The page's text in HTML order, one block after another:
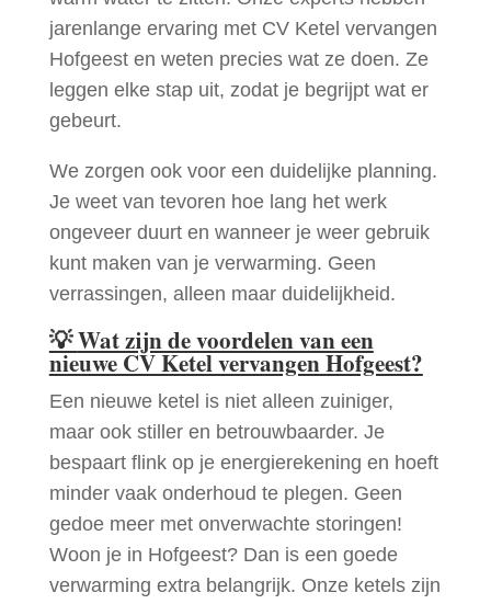
jarenlange ervaring met CV Ketel vervangen
Hofgeest en weten precies wat ze doen. Ze
leggen elke stap uit, zodat je begrijpt wat er
gebeurt.
We zorgen ook voor een duidelijke planning.
Je weet van tevoren hoe lang het werk
ongeveer duurt en wanneer je weer gebruik
kunt maken van je verwarming. Geen
verrassingen, alleen maar duidelijkheid.
💡Wat zijn de voordelen van een
nieuwe CV Ketel vervangen Hofgeest?
Een nieuwe ketel is niet alleen zuiniger,
maar ook stiller en betrouwbaarder. Je
bespaart flink op je energierekening en hoeft
minder vaak onderhoud te plegen. Geen
gedoe meer met onverwachte storingen!
Woon je in Hofgeest? Dan is een goede
verwarming extra belangrijk. Onze ketels zijn